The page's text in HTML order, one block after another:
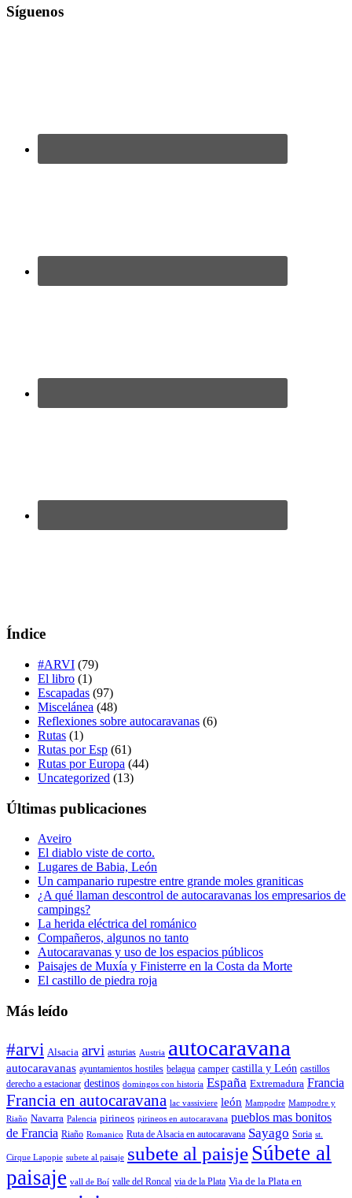
Síguenos
Índice
#ARVI (79)
El libro (1)
Escapadas (97)
Miscelánea (48)
Reflexiones sobre autocaravanas (6)
Rutas (1)
Rutas por Esp (61)
Rutas por Europa (44)
Uncategorized (13)
Últimas publicaciones
Aveiro
El diablo viste de corto.
Lugares de Babia, León
Un campanario rupestre entre grande moles graniticas
¿A qué llaman descontrol de autocaravanas los empresarios de
campings?
La herida eléctrica del románico
Compañeros, algunos no tanto
Autocaravanas y uso de los espacios públicos
Paisajes de Muxía y Finisterre en la Costa da Morte
El castillo de piedra roja
Más leído
#arvi Alsacia arvi asturias Austria autocaravana
autocaravanas ayuntamientos hostiles belagua camper castilla y León castillos
derecho a estacionar destinos domingos con historia España Extremadura Francia
Francia en autocaravana lac vassiviere león Mampodre Mampodre y
Riaño Navarra Palencia pirineos pirineos en autocaravana pueblos mas bonitos
de Francia Riaño Romanico Ruta de Alsacia en autocaravana Sayago Soria st.
Cirque Lapopie subete al paisaje subete al paisjeSúbete al
paisaje vall de Boí valle del Roncal via de la Plata Via de la Plata en